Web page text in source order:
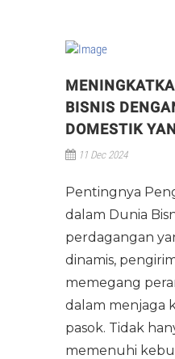
BISNIS
DOMESTIK
11 Dec 2024
Pentingnya
dalam Dunia
perdagangan
dinamis,
memegang
dalam menjaga
pasok. Tidak
memenuhi